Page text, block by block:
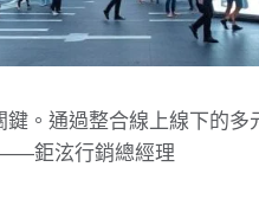
鍵。通過整合線上線下的多
鉅泫行銷總經理